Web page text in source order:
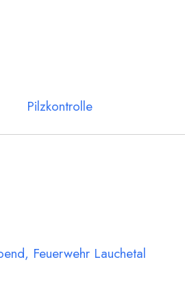
Pilzkontrolle
Feuerwehr Lauchetal